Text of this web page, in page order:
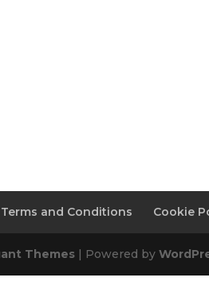
Terms and Conditions Cookie
Themes | Powered by